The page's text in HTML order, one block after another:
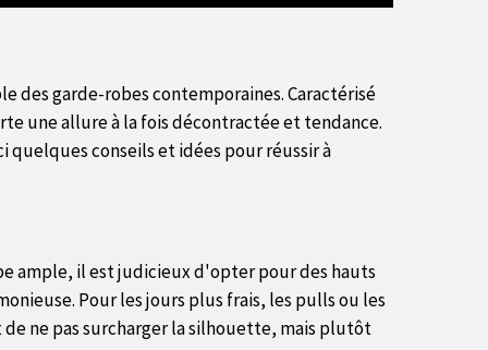
des garde-robes contemporaines. Caractérisé
une allure à la fois décontractée et tendance.
conseils et idées pour réussir à
ample, il est judicieux d'opter pour des hauts
Pour les jours plus frais, les pulls ou les
ne pas surcharger la silhouette, mais plutôt